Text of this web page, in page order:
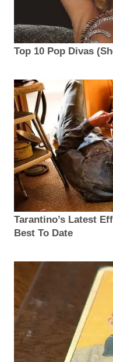
Top 10 Pop Divas
Tarantino’s Latest
Best To Date